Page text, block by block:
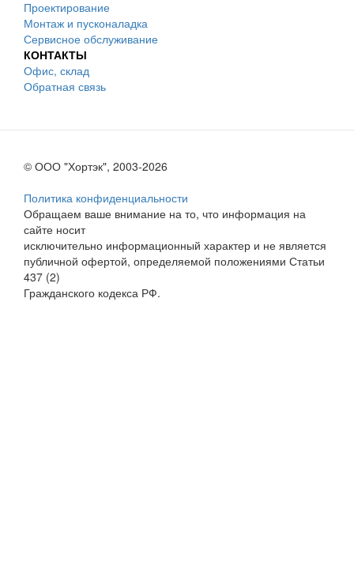
Проектирование
Монтаж и пусконаладка
Сервисное обслуживание
КОНТАКТЫ
Офис, склад
Обратная связь
© ООО "Хортэк", 2003-2026
Политика конфиденциальности
Обращаем ваше внимание на то, что информация на
сайте носит
исключительно информационный характер и не является
публичной офертой, определяемой положениями Статьи
437 (2)
Гражданского кодекса РФ.